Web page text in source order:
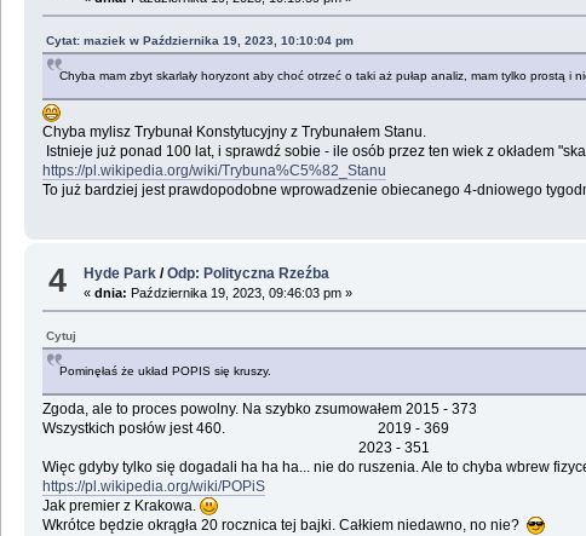
Cytat: maziek w Października 19, 2023, 10:10:04 pm
Chyba mam zbyt skarlały horyzont aby choć otrzeć o taki aż pułap analiz, mam tylko prostą
Chyba mylisz Trybunał Konstytucyjny z Trybunałem Stanu.
Istnieje już ponad 100 lat, i sprawdź sobie - ile osób przez ten wiek z okładem
https://pl.wikipedia.org/wiki/Trybuna%C5%82_Stanu
To już bardziej jest prawdopodobne wprowadzenie obiecanego 4-dniowego
4 Hyde Park /Odp: Polityczna Rzeźba
«dnia: Października 19, 2023, 09:46:03 pm »
Cytuj
Pominęłaś że układ POPIS się kruszy.
Zgoda, ale to proces powolny. Na szybko zsumowałem 2015 - 373
Wszystkich posłów jest 460. 2019 - 369
2023 - 351
Więc gdyby tylko się dogadali ha ha ha... nie do ruszenia. Ale to chyba wbrew
https://pl.wikipedia.org/wiki/POPiS
Jak premier z Krakowa.
Wkrótce będzie okrągła 20 rocznica tej bajki. Całkiem niedawno, no nie?